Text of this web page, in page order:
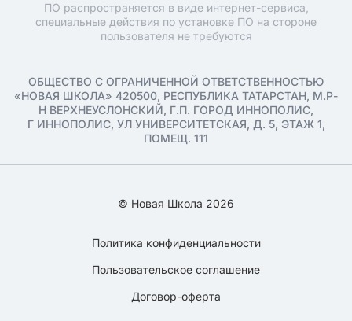
ПО распространяется в виде интернет-сервиса,
специальные действия по установке ПО на стороне
пользователя не требуются
ОБЩЕСТВО С ОГРАНИЧЕННОЙ ОТВЕТСТВЕННОСТЬЮ
«НОВАЯ ШКОЛА» 420500, РЕСПУБЛИКА ТАТАРСТАН, М.Р-
Н ВЕРХНЕУСЛОНСКИЙ, Г.П. ГОРОД ИННОПОЛИС,
Г ИННОПОЛИС, УЛ УНИВЕРСИТЕТСКАЯ, Д. 5, ЭТАЖ 1,
ПОМЕЩ. 111
© Новая Школа 2026
Политика конфиденциальности
Пользовательское соглашение
Договор-оферта